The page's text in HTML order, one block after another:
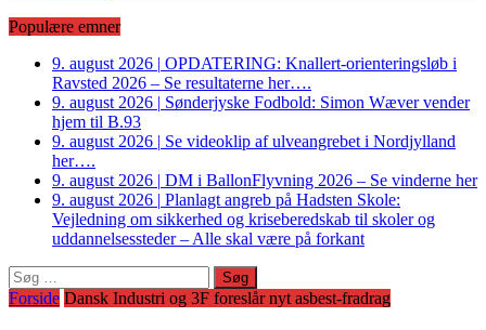
Populære emner
9. august 2026 | OPDATERING: Knallert-orienteringsløb i
Ravsted 2026 – Se resultaterne her….
9. august 2026 | Sønderjyske Fodbold: Simon Wæver vender
hjem til B.93
9. august 2026 | Se videoklip af ulveangrebet i Nordjylland
her….
9. august 2026 | DM i BallonFlyvning 2026 – Se vinderne her
9. august 2026 | Planlagt angreb på Hadsten Skole:
Vejledning om sikkerhed og kriseberedskab til skoler og
uddannelsessteder – Alle skal være på forkant
Søg
efter:
Forside Dansk Industri og 3F foreslår nyt asbest-fradrag